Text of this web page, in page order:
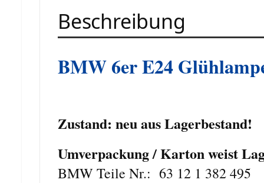
Beschreibung
BMW 6er E24
Zustand: neu aus Lagerbestand!
Umverpackung / Karton weist
BMW Teile Nr.: 63 12 1 382 495